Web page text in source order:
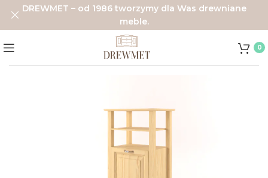
0
DREWMET – od 1986 tworzymy dla Was drewniane
meble.